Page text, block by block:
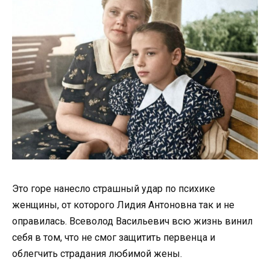
Это горе нанесло страшный удар по психике
женщины, от которого Лидия Антоновна так и не
оправилась. Всеволод Васильевич всю жизнь винил
себя в том, что не смог защитить первенца и
облегчить страдания любимой жены.